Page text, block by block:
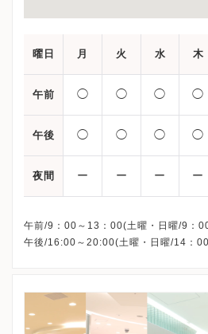
曜日 月 火 水 木
午前 ◯ ◯ ◯ ◯
午後 ◯ ◯ ◯ ◯
夜間 ー ー ー ー
午前/9：00～13：00(土曜・日曜/9：
午後/16:00～20:00(土曜・日曜/14：